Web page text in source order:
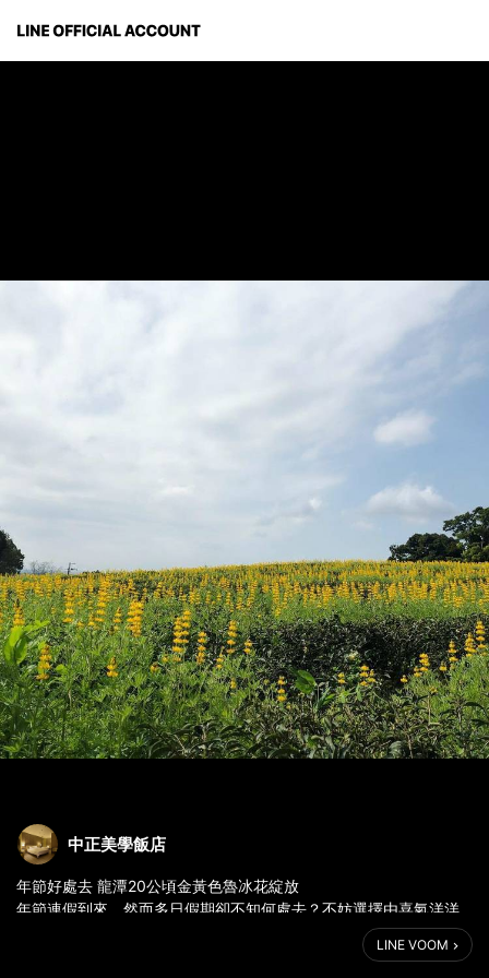
中正美學飯店
年節好處去 龍潭20公頃金黃色魯冰花綻放
年節連假到來，然而多日假期卻不知何處去？不妨選擇由喜氣洋洋
的金黃色魯冰花來陪全家大小快樂迎新年！桃園龍潭大北坑的2019
戀戀魯冰花季將在9日正式展開，除了黃燦燦的金色魯冰花，活動中
LINE VOOM